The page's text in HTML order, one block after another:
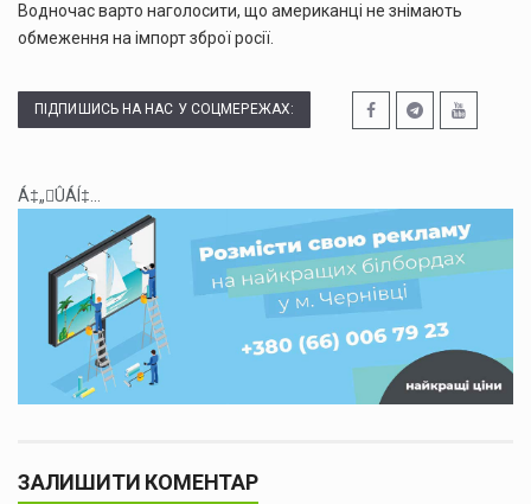
Водночас варто наголосити, що американці не знімають
обмеження на імпорт зброї росії.
ПІДПИШИСЬ НА НАС У СОЦМЕРЕЖАХ:
Á‡„ÛÁÍ‡...
ЗАЛИШИТИ КОМЕНТАР